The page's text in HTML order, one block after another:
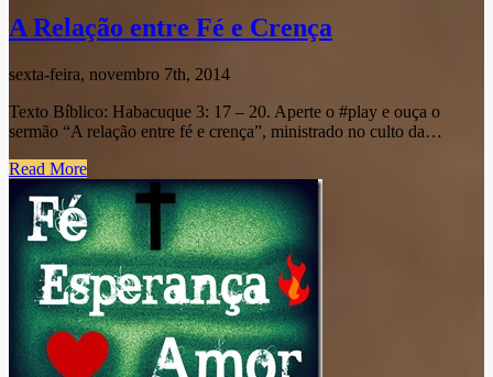
A Relação entre Fé e Crença
sexta-feira, novembro 7th, 2014
Texto Bíblico: Habacuque 3: 17 – 20. Aperte o #play e ouça o
sermão “A relação entre fé e crença”, ministrado no culto da…
Read More